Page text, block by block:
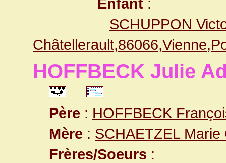
SCHUPPON
HOFFBECK Julie
Père : HOFFBECK
Mère : SCHAETZEL
Frères/Soeurs :